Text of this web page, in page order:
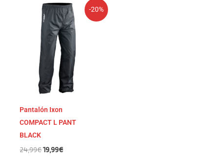
-20%
Pantalón Ixon
COMPACT L PANT
BLACK
24,99€
El
precio
original
era:
24,99€.
19,99€
El
precio
actual
es:
19,99€.